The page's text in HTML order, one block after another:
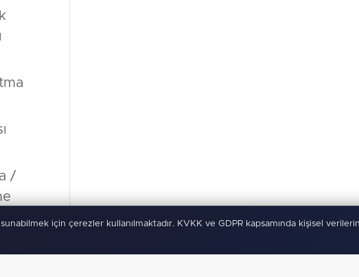
/
için çerezler kullanılmaktadır. KVKK ve GDPR kapsamında kişisel
Hakları Saklıdır-Kullanım ŞartlarıKVKKÇerez Politikası